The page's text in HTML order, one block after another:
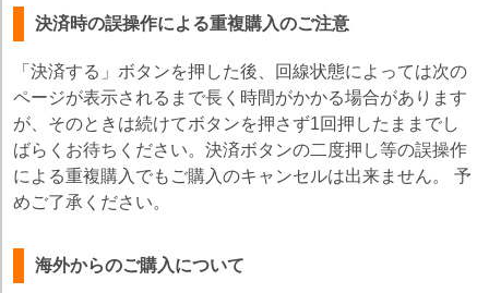
決済時の誤操作による重複購入のご注意
「決済する」ボタンを押した後、回線状態によっては次の
ページが表示されるまで長く時間がかかる場合があります
が、そのときは続けてボタンを押さず1回押したままでし
ばらくお待ちください。決済ボタンの二度押し等の誤操作
による重複購入でもご購入のキャンセルは出来ません。 予
めご了承ください。
海外からのご購入について